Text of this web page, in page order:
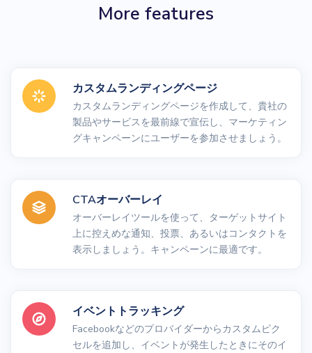
More features
カスタムランディングページ
カスタムランディングページを作成して、貴社の
製品やサービスを最前線で宣伝し、マーケティン
グキャンペーンにユーザーを参加させましょう。
CTAオーバーレイ
オーバーレイツールを使って、ターゲットサイト
上に控えめな通知、投票、あるいはコンタクトを
表示しましょう。キャンペーンに最適です。
イベントトラッキング
Facebookなどのプロバイダーからカスタムピク
セルを追加し、イベントが発生したときにそのイ